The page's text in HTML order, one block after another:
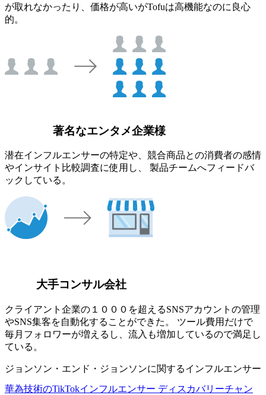
が取れなかったり、価格が高いがTofuは高機能なのに良心
的。
著名なエンタメ企業様
潜在インフルエンサーの特定や、競合商品との消費者の感情
やインサイト比較調査に使用し、 製品チームへフィードバ
ックしている。
大手コンサル会社
クライアント企業の１０００を超えるSNSアカウントの管理
やSNS集客を自動化することができた。 ツール費用だけで
毎月フォロワーが増えるし、流入も増加しているので満足し
ている。
ジョンソン・エンド・ジョンソンに関するインフルエンサー
華為技術のTikTokインフルエンサー ディスカバリーチャン